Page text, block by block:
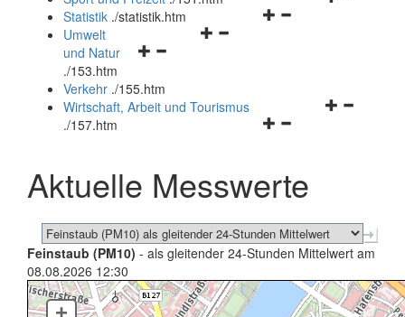
Navigationsmenü
Navigationsmenü
Statistik ./statistik.htm
Navigationsmenü
und
schließen
Umwelt
und Natur
./153.htm
Verkehr ./155.htm
Navigationsmenü
schließen
Wirtschaft, Arbeit und Tourismus
./157.htm
Aktuelle Messwerte
Feinstaub (PM10) - als gleitender 24-Stunden Mittelwert am
08.08.2026 12:30
+